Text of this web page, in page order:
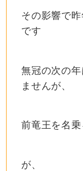
その影響で
です
無冠の次の
ませんが、
前竜王を名乗
が、